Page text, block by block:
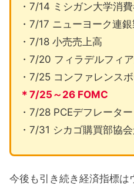
・7/14 ミシガン大学消
・7/17 ニューヨーク連
・7/18 小売売上高
・7/20 フィラデルフィ
・7/25 コンファレンス
＊7/25～26 FOMC
・7/28 PCEデフレーター
・7/31 シカゴ購買部協会
今後も引き続き経済指標は